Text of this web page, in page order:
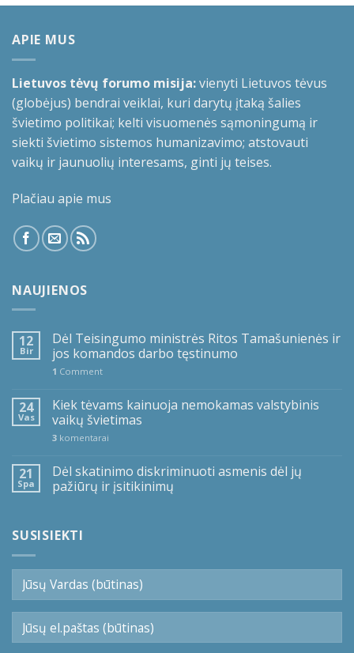
APIE MUS
Lietuvos tėvų forumo misija:vienyti Lietuvos tėvus
(globėjus) bendrai veiklai, kuri darytų įtaką šalies
švietimo politikai; kelti visuomenės sąmoningumą ir
siekti švietimo sistemos humanizavimo; atstovauti
vaikų ir jaunuolių interesams, ginti jų teises.
Plačiau apie mus
NAUJIENOS
12
Bir
Dėl Teisingumo ministrės Ritos Tamašunienės ir
jos komandos darbo tęstinumo
1 Comment
24
Vas
Kiek tėvams kainuoja nemokamas valstybinis
vaikų švietimas
3 komentarai
21
Spa
Dėl skatinimo diskriminuoti asmenis dėl jų
pažiūrų ir įsitikinimų
SUSISIEKTI